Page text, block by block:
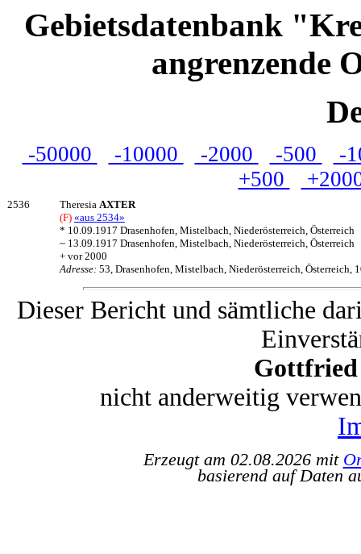
Gebietsdatenbank
angrenzende
-50000 -10000 -2000 -500
-
+500
2536 Theresia AXTER
(F) «aus 2534»
* 10.09.1917 Drasenhofen, Mistelbach, Niederösterreich, Österreich
~ 13.09.1917 Drasenhofen, Mistelbach, Niederösterreich, Österreich
+ vor 2000
Adresse: 53, Drasenhofen, Mistelbach, Niederösterreich, Österreich,
Dieser Bericht und sämtliche
Gottfried
nicht anderweitig
Erzeugt am 02.08.2026 mit
basierend auf Daten